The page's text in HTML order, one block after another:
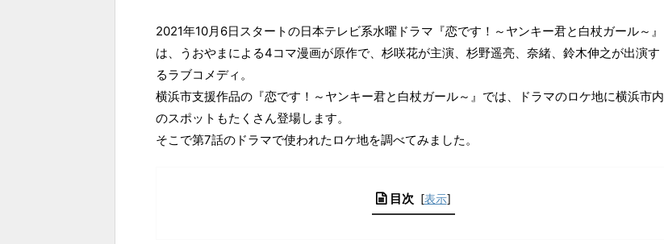
2021年10月6日スタートの日本テレビ系水曜ドラマ『恋です！～ヤンキー君と白杖ガール～』
は、うおやまによる4コマ漫画が原作で、杉咲花が主演、杉野遥亮、奈緒、鈴木伸之が出演す
るラブコメディ。
横浜市支援作品の『恋です！～ヤンキー君と白杖ガール～』では、ドラマのロケ地に横浜市内
のスポットもたくさん登場します。
そこで第7話のドラマで使われたロケ地を調べてみました。
目次 [表示]